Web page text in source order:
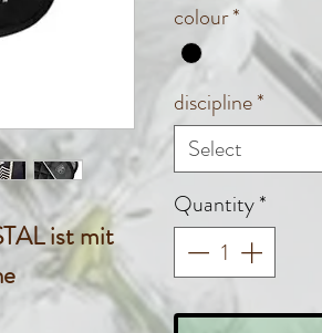
ist mit
colour*
discipline*
Select
Quantity*